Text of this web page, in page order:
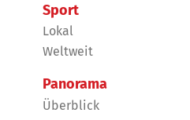
Sport
Lokal
Weltweit
Panorama
Überblick